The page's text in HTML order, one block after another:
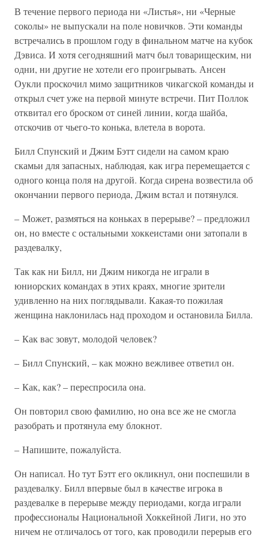
В течение первого периода ни «Листья», ни «Черные
соколы» не выпускали на поле новичков. Эти команды
встречались в прошлом году в финальном матче на кубок
Дэвиса. И хотя сегодняшний матч был товарищеским, ни
одни, ни другие не хотели его проигрывать. Ансен
Оукли проскочил мимо защитников чикагской команды и
открыл счет уже на первой минуте встречи. Пит Поллок
отквитал его броском от синей линии, когда шайба,
отскочив от чьего-то конька, влетела в ворота.
Билл Спунский и Джим Бэтт сидели на самом краю
скамьи для запасных, наблюдая, как игра перемещается с
одного конца поля на другой. Когда сирена возвестила об
окончании первого периода, Джим встал и потянулся.
– Может, размяться на коньках в перерыве? – предложил
он, но вместе с остальными хоккеистами они затопали в
раздевалку,
Так как ни Билл, ни Джим никогда не играли в
юниорских командах в этих краях, многие зрители
удивленно на них поглядывали. Какая-то пожилая
женщина наклонилась над проходом и остановила Билла.
– Как вас зовут, молодой человек?
– Билл Спунский, – как можно вежливее ответил он.
– Как, как? – переспросила она.
Он повторил свою фамилию, но она все же не смогла
разобрать и протянула ему блокнот.
– Напишите, пожалуйста.
Он написал. Но тут Бэтт его окликнул, они поспешили в
раздевалку. Билл впервые был в качестве игрока в
раздевалке в перерыве между периодами, когда играли
профессионалы Национальной Хоккейной Лиги, но это
ничем не отличалось от того, как проводили перерыв его